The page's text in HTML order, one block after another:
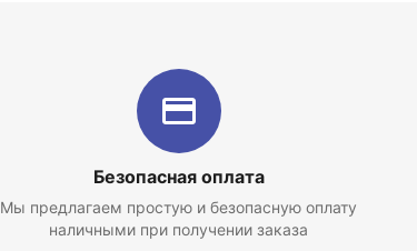
Безопасная оплата
Мы предлагаем простую и безопасную оплату
наличными при получении заказа